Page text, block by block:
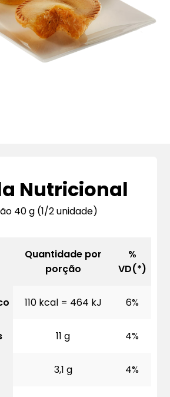
Nutricional
40 g (1/2 unidade)
Quantidade por
porção
%
VD(*)
110 kcal = 464 kJ 6%
11 g 4%
3,1 g 4%